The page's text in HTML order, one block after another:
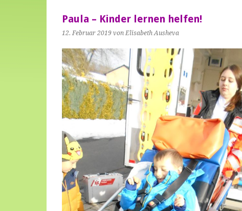
Paula – Kinder lernen helfen!
12. Februar 2019 von Elisabeth Ausheva